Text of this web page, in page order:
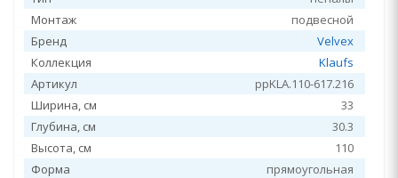
Монтаж
подвесной
Бренд
Velvex
Коллекция
Klaufs
Артикул
ppKLA.110-617.216
Ширина, см
33
Глубина, см
30.3
Высота, см
110
Форма
прямоугольная